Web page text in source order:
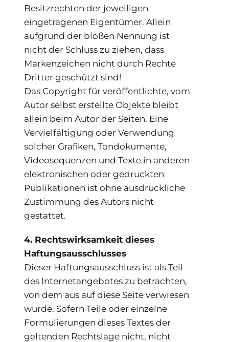
Besitzrechten der jeweiligen
eingetragenen Eigentümer. Allein
aufgrund der bloßen Nennung ist
nicht der Schluss zu ziehen, dass
Markenzeichen nicht durch Rechte
Dritter geschützt sind!
Das Copyright für veröffentlichte, vom
Autor selbst erstellte Objekte bleibt
allein beim Autor der Seiten. Eine
Vervielfältigung oder Verwendung
solcher Grafiken, Tondokumente,
Videosequenzen und Texte in anderen
elektronischen oder gedruckten
Publikationen ist ohne ausdrückliche
Zustimmung des Autors nicht
gestattet.
4. Rechtswirksamkeit dieses
Haftungsausschlusses
Dieser Haftungsausschluss ist als Teil
des Internetangebotes zu betrachten,
von dem aus auf diese Seite verwiesen
wurde. Sofern Teile oder einzelne
Formulierungen dieses Textes der
geltenden Rechtslage nicht, nicht